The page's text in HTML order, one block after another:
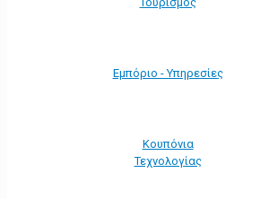
Εμπόριο - Υπηρεσίες
Κουπόνια
Τεχνολογίας